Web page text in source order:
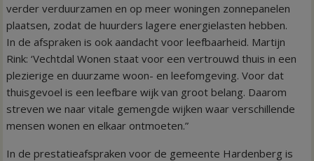
verder verduurzamen en op meer woningen zonnepanelen
plaatsen, zodat de huurders lagere energielasten hebben.
In de afspraken is ook aandacht voor leefbaarheid. Martijn
Rink: ‘Vechtdal Wonen staat voor een vertrouwd thuis in een
plezierige en duurzame woon- en leefomgeving. Voor dat
thuisgevoel is een leefbare wijk van groot belang. Daarom
streven we naar vitale gemengde wijken waar verschillende
mensen wonen en elkaar ontmoeten.”
In de prestatieafspraken voor de gemeente Hardenberg is